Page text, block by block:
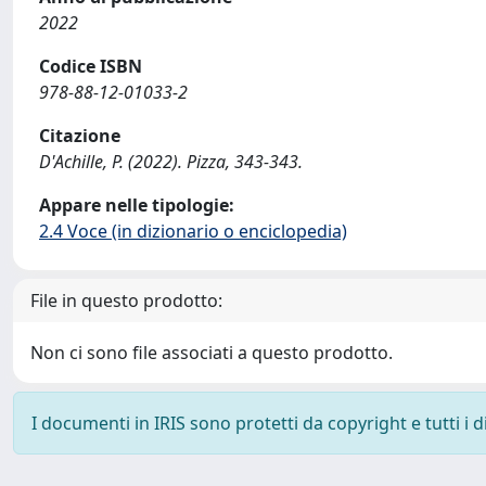
2022
Codice ISBN
978-88-12-01033-2
Citazione
D'Achille, P. (2022). Pizza, 343-343.
Appare nelle tipologie:
2.4 Voce (in dizionario o enciclopedia)
File in questo prodotto:
Non ci sono file associati a questo prodotto.
I documenti in IRIS sono protetti da copyright e tutti i